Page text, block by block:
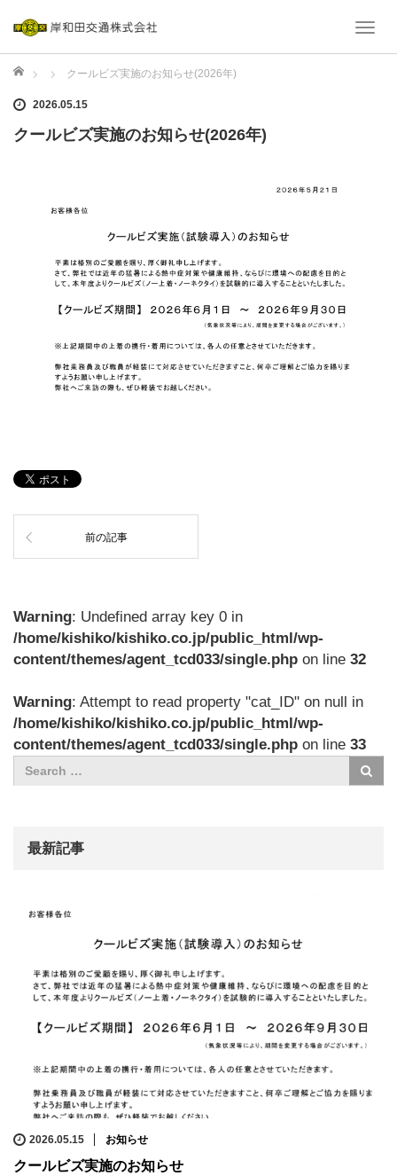
T
o
ホーム クールビズ実施のお知らせ(2026年)
2026.05.15
クールビズ実施のお知らせ(2026年)
前の記事
Warning: Undefined array key 0 in
/home/kishiko/kishiko.co.jp/public_html/wp-
content/themes/agent_tcd033/single.php on line 32
Warning: Attempt to read property "cat_ID" on null in
/home/kishiko/kishiko.co.jp/public_html/wp-
content/themes/agent_tcd033/single.php on line 33
最新記事
2026.05.15 お知らせ
クールビズ実施のお知らせ